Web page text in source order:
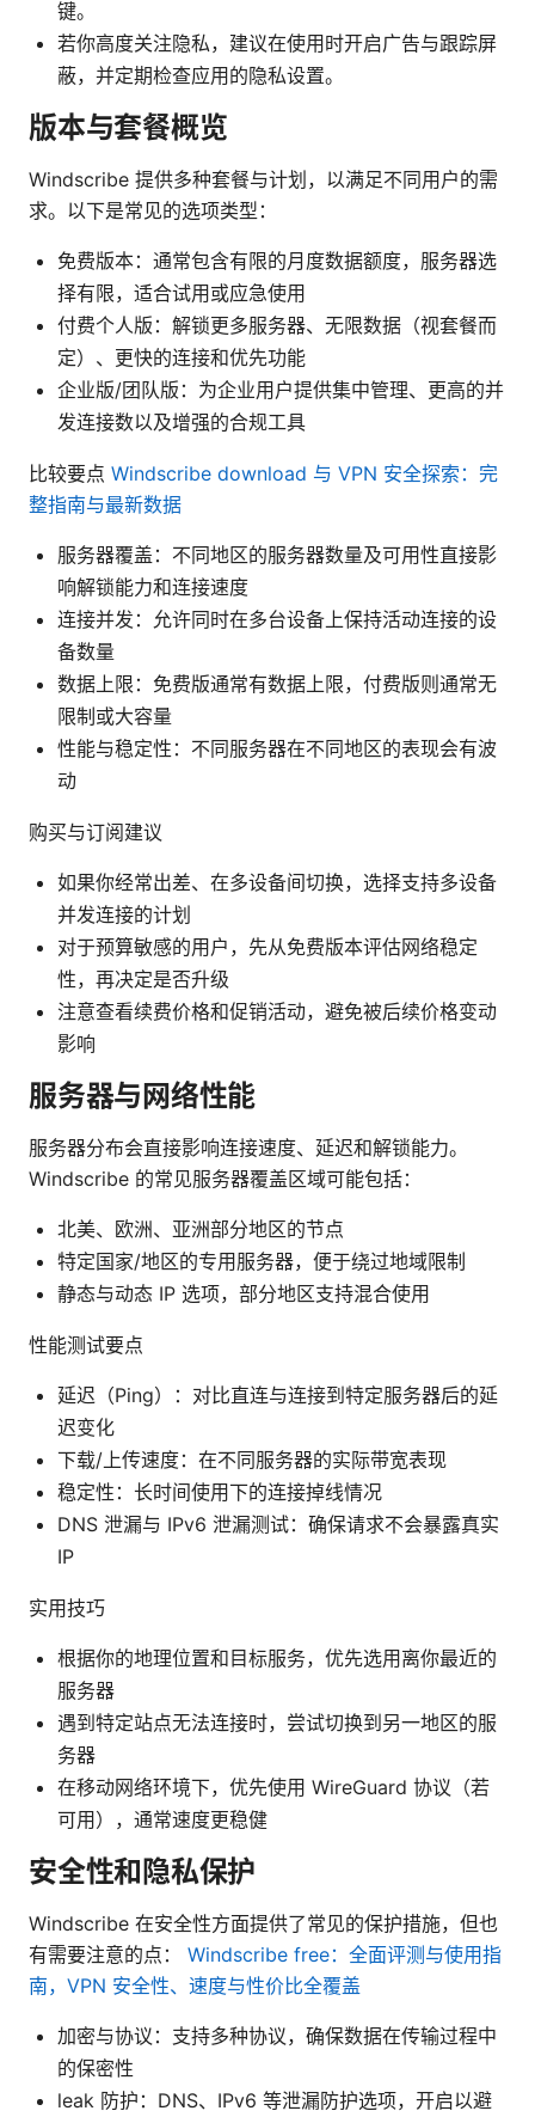
键。
若你高度关注隐私，建议在使用时开启广告与跟踪屏
蔽，并定期检查应用的隐私设置。
版本与套餐概览
Windscribe 提供多种套餐与计划，以满足不同用户的需
求。以下是常见的选项类型：
免费版本：通常包含有限的月度数据额度，服务器选
择有限，适合试用或应急使用
付费个人版：解锁更多服务器、无限数据（视套餐而
定）、更快的连接和优先功能
企业版/团队版：为企业用户提供集中管理、更高的并
发连接数以及增强的合规工具
比较要点 Windscribe download 与 VPN 安全探索：完
整指南与最新数据
服务器覆盖：不同地区的服务器数量及可用性直接影
响解锁能力和连接速度
连接并发：允许同时在多台设备上保持活动连接的设
备数量
数据上限：免费版通常有数据上限，付费版则通常无
限制或大容量
性能与稳定性：不同服务器在不同地区的表现会有波
动
购买与订阅建议
如果你经常出差、在多设备间切换，选择支持多设备
并发连接的计划
对于预算敏感的用户，先从免费版本评估网络稳定
性，再决定是否升级
注意查看续费价格和促销活动，避免被后续价格变动
影响
服务器与网络性能
服务器分布会直接影响连接速度、延迟和解锁能力。
Windscribe 的常见服务器覆盖区域可能包括：
北美、欧洲、亚洲部分地区的节点
特定国家/地区的专用服务器，便于绕过地域限制
静态与动态 IP 选项，部分地区支持混合使用
性能测试要点
延迟（Ping）：对比直连与连接到特定服务器后的延
迟变化
下载/上传速度：在不同服务器的实际带宽表现
稳定性：长时间使用下的连接掉线情况
DNS 泄漏与 IPv6 泄漏测试：确保请求不会暴露真实
IP
实用技巧
根据你的地理位置和目标服务，优先选用离你最近的
服务器
遇到特定站点无法连接时，尝试切换到另一地区的服
务器
在移动网络环境下，优先使用 WireGuard 协议（若
可用），通常速度更稳健
安全性和隐私保护
Windscribe 在安全性方面提供了常见的保护措施，但也
有需要注意的点： Windscribe free：全面评测与使用指
南，VPN 安全性、速度与性价比全覆盖
加密与协议：支持多种协议，确保数据在传输过程中
的保密性
leak 防护：DNS、IPv6 等泄漏防护选项，开启以避